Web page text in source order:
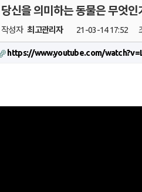
당신을 의미하는 동물은 무엇
작성자 최고관리자 21-03-14 17:52
https://www.youtube.com/